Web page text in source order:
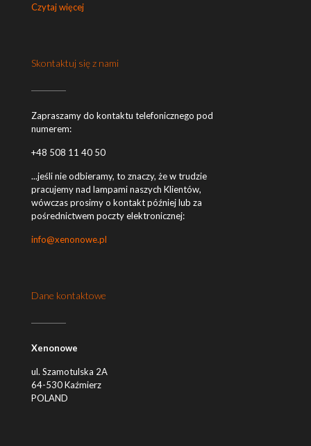
Czytaj więcej
Skontaktuj się z nami
Zapraszamy do kontaktu telefonicznego pod
numerem:
+48 508 11 40 50
...jeśli nie odbieramy, to znaczy, że w trudzie
pracujemy nad lampami naszych Klientów,
wówczas prosimy o kontakt później lub za
pośrednictwem poczty elektronicznej:
info@xenonowe.pl
Dane kontaktowe
Xenonowe
ul. Szamotulska 2A
64-530 Kaźmierz
POLAND